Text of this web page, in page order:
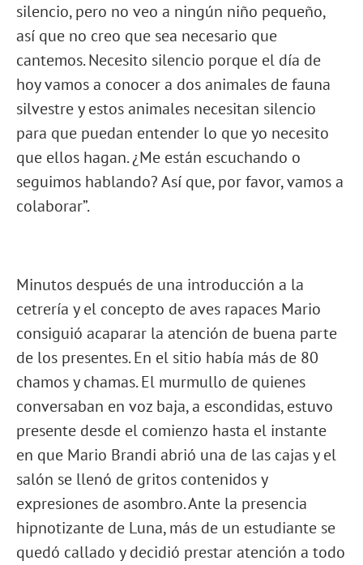
silencio, pero no veo a ningún niño pequeño,
así que no creo que sea necesario que
cantemos. Necesito silencio porque el día de
hoy vamos a conocer a dos animales de fauna
silvestre y estos animales necesitan silencio
para que puedan entender lo que yo necesito
que ellos hagan. ¿Me están escuchando o
seguimos hablando? Así que, por favor, vamos a
colaborar”.
Minutos después de una introducción a la
cetrería y el concepto de aves rapaces Mario
consiguió acaparar la atención de buena parte
de los presentes. En el sitio había más de 80
chamos y chamas. El murmullo de quienes
conversaban en voz baja, a escondidas, estuvo
presente desde el comienzo hasta el instante
en que Mario Brandi abrió una de las cajas y el
salón se llenó de gritos contenidos y
expresiones de asombro. Ante la presencia
hipnotizante de Luna, más de un estudiante se
quedó callado y decidió prestar atención a todo